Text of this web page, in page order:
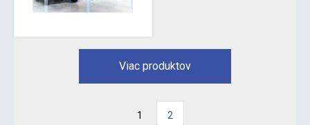
Viac produktov
1 2